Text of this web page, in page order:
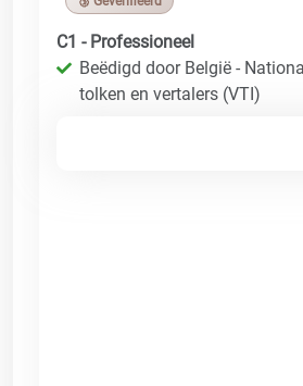
C1 - Professioneel
Beëdigd door België -
tolken en vertalers (VTI)